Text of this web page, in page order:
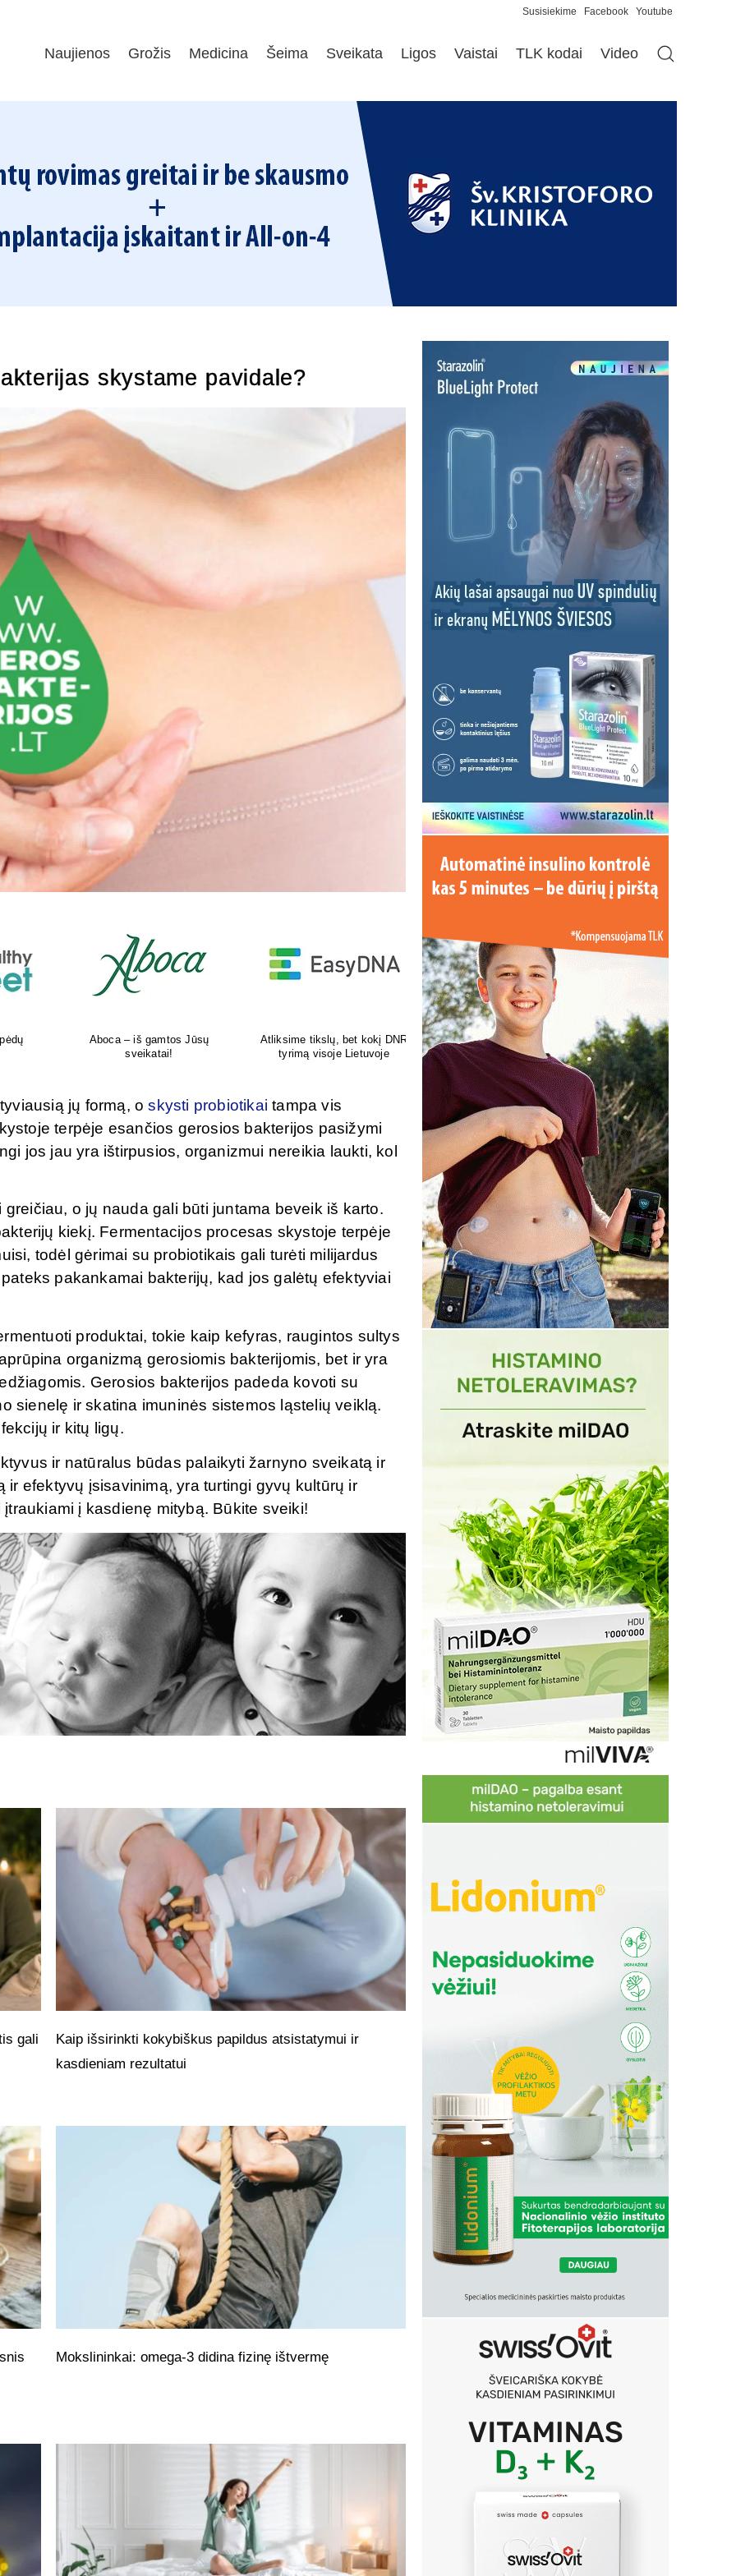
Susisiekime Facebook Youtube
Naujienos Grožis Medicina Šeima Sveikata Ligos Vaistai TLK kodai Video
skystame pavidale?
DNR
Šiuolaikiška vaikų sveikatos
priežiūros įstaiga
Tikras vasaros kvapas ir skonis
tavo delne
Pasirūpinkite savo pėdų
sveikata
jų formą, oskysti probiotikaitampa vis
terpėje esančios gerosios bakterijos pasižymi
jos jau yra ištirpusios, organizmui nereikia laukti, kol
o jų nauda gali būti juntama beveik iš karto.
kiekį. Fermentacijos procesas skystoje terpėje
todėl gėrimai su probiotikais gali turėti milijardus
pakankamai bakterijų, kad jos galėtų efektyviai
produktai, tokie kaip kefyras, raugintos sultys
organizmą gerosiomis bakterijomis, bet ir yra
Gerosios bakterijos padeda kovoti su
sienelę ir skatina imuninės sistemos ląstelių veiklą.
ir kitų ligų.
ir natūralus būdas palaikyti žarnyno sveikatą ir
efektyvų įsisavinimą, yra turtingi gyvų kultūrų ir
į kasdienę mitybą. Būkite sveiki!
gali
Kaip išsirinkti kokybiškus papildus atsistatymui ir
kasdieniam rezultatui
Mokslininkai: omega-3 didina fizinę ištvermę